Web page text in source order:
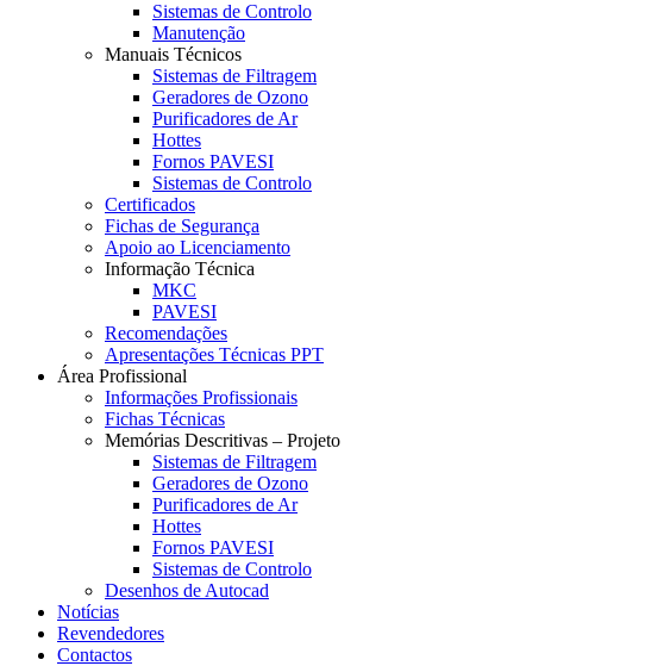
Sistemas de Controlo
Manutenção
Manuais Técnicos
Sistemas de Filtragem
Geradores de Ozono
Purificadores de Ar
Hottes
Fornos PAVESI
Sistemas de Controlo
Certificados
Fichas de Segurança
Apoio ao Licenciamento
Informação Técnica
MKC
PAVESI
Recomendações
Apresentações Técnicas PPT
Área Profissional
Informações Profissionais
Fichas Técnicas
Memórias Descritivas – Projeto
Sistemas de Filtragem
Geradores de Ozono
Purificadores de Ar
Hottes
Fornos PAVESI
Sistemas de Controlo
Desenhos de Autocad
Notícias
Revendedores
Contactos